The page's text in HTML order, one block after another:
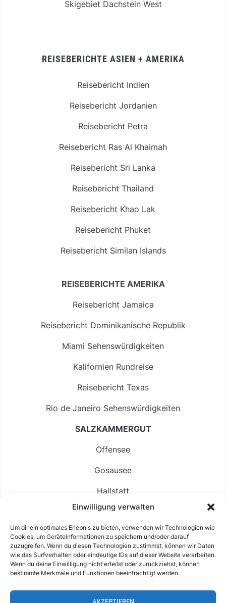
Einwilligung verwalten
Um dir ein optimales Erlebnis zu bieten, verwenden wir Technologien wie
Cookies, um Geräteinformationen zu speichern und/oder darauf
zuzugreifen. Wenn du diesen Technologien zustimmst, können wir Daten
wie das Surfverhalten oder eindeutige IDs auf dieser Website verarbeiten.
Wenn du deine Einwilligung nicht erteilst oder zurückziehst, können
bestimmte Merkmale und Funktionen beeinträchtigt werden.
Skigebiet Dachstein West
REISEBERICHTE ASIEN + AMERIKA
Reisebericht Indien
Reisebericht Jordanien
Reisebericht Petra
Reisebericht Ras Al Khaimah
Reisebericht Sri Lanka
Reisebericht Thailand
Reisebericht Khao Lak
Reisebericht Phuket
Reisebericht Similan Islands
REISEBERICHTE AMERIKA
Reisebericht Jamaica
Reisebericht Dominikanische Republik
Miami Sehenswürdigkeiten
Kalifornien Rundreise
Reisebericht Texas
Rio de Janeiro Sehenswürdigkeiten
SALZKAMMERGUT
Offensee
Gosausee
Hallstatt
Langbathsee
Altausseer See
Hintersee